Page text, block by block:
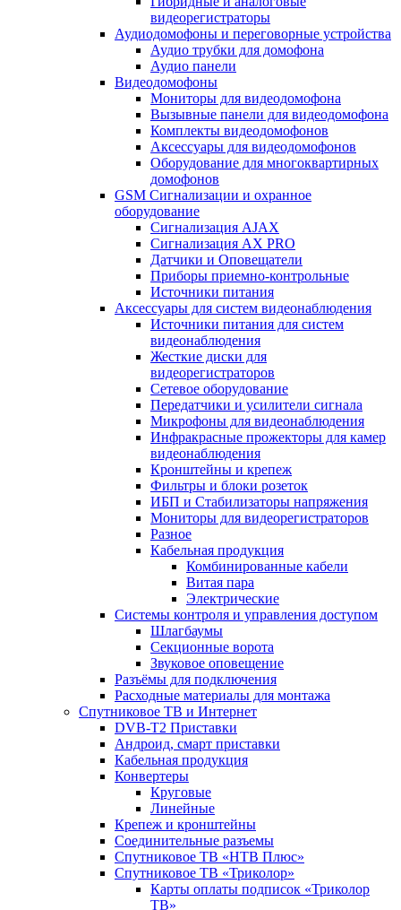
видеорегистраторы
Аудиодомофоны и переговорные устройства
Аудио трубки для домофона
Аудио панели
Видеодомофоны
Мониторы для видеодомофона
Вызывные панели для видеодомофона
Комплекты видеодомофонов
Аксессуары для видеодомофонов
Оборудование для многоквартирных
домофонов
GSM Сигнализации и охранное
оборудование
Сигнализация AJAX
Сигнализация AX PRO
Датчики и Оповещатели
Приборы приемно-контрольные
Источники питания
Аксессуары для систем видеонаблюдения
Источники питания для систем
видеонаблюдения
Жесткие диски для
видеорегистраторов
Сетевое оборудование
Передатчики и усилители сигнала
Микрофоны для видеонаблюдения
Инфракрасные прожекторы для камер
видеонаблюдения
Кронштейны и крепеж
Фильтры и блоки розеток
ИБП и Стабилизаторы напряжения
Мониторы для видеорегистраторов
Разное
Кабельная продукция
Комбинированные кабели
Витая пара
Электрические
Системы контроля и управления доступом
Шлагбаумы
Секционные ворота
Звуковое оповещение
Разъёмы для подключения
Расходные материалы для монтажа
Спутниковое ТВ и Интернет
DVB-Т2 Приставки
Андроид, смарт приставки
Кабельная продукция
Конвертеры
Круговые
Линейные
Крепеж и кронштейны
Соединительные разъемы
Спутниковое ТВ «НТВ Плюс»
Спутниковое ТВ «Триколор»
Карты оплаты подписок «Триколор
ТВ»